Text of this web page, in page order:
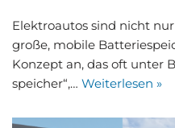
Elek­tro­au­tos sind nicht
gro­ße, mobi­le
Kon­zept an, das oft unter
spei­cher“,… Wei­ter­le­sen »